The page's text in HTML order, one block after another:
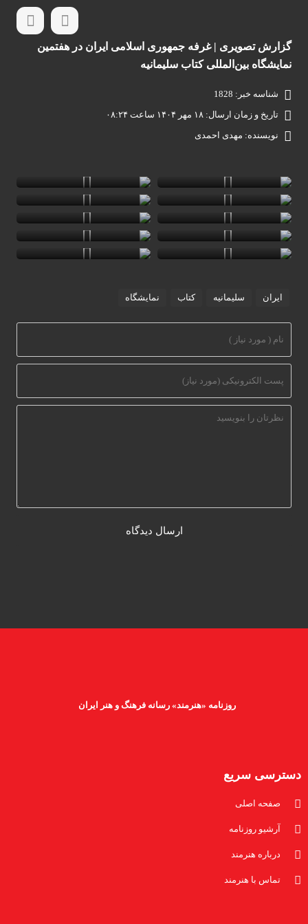
گزارش تصویری | غرفه جمهوری اسلامی ایران در هفتمین
نمایشگاه بین‌المللی کتاب سلیمانیه
شناسه خبر: 1828
تاریخ و زمان ارسال: ۱۸ مهر ۱۴۰۴ ساعت ۰۸:۲۴
نویسنده: مهدی احمدی
ایران سلیمانیه کتاب نمایشگاه
روزنامه «هنرمند» رسانه فرهنگ و هنر ایران
دسترسی سریع
صفحه اصلی
آرشیو روزنامه
درباره هنرمند
تماس با هنرمند